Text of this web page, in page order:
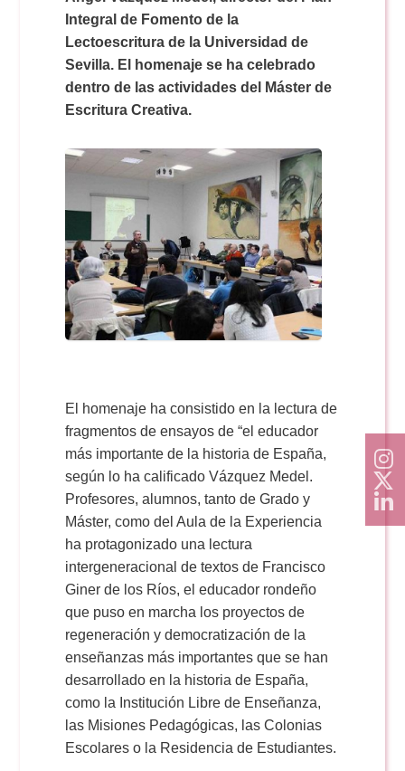
Integral de Fomento de la
Lectoescritura de la Universidad de
Sevilla. El homenaje se ha celebrado
dentro de las actividades del Máster de
Escritura Creativa.
El homenaje ha consistido en la lectura de
fragmentos de ensayos de “el educador
más importante de la historia de España,
según lo ha calificado Vázquez Medel.
Profesores, alumnos, tanto de Grado y
Máster, como del Aula de la Experiencia
ha protagonizado una lectura
intergeneracional de textos de Francisco
Giner de los Ríos, el educador rondeño
que puso en marcha los proyectos de
regeneración y democratización de la
enseñanzas más importantes que se han
desarrollado en la historia de España,
como la Institución Libre de Enseñanza,
las Misiones Pedagógicas, las Colonias
Escolares o la Residencia de Estudiantes.